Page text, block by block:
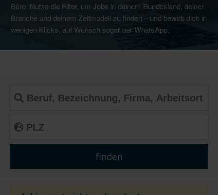
Büro. Nutze die Filter, um Jobs in deinem Bundesland, deiner
Branche und deinem Zeitmodell zu finden – und bewirb dich in
wenigen Klicks, auf Wunsch sogar per WhatsApp.